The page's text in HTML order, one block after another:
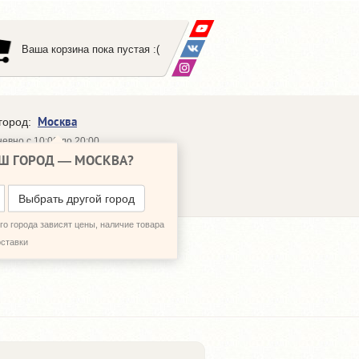
Ваша корзина пока пустая :(
Москва
ГОРОД — МОСКВА?
Выбрать другой город
города зависят цены, наличие товара
с 10:00 до 20:00
648-64-30
МНЕ